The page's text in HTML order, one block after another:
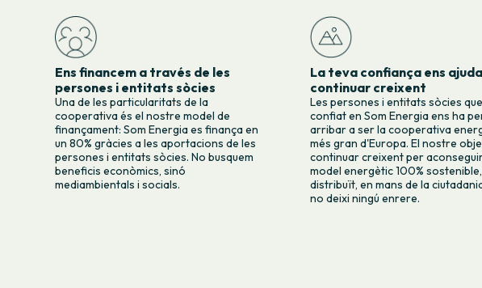
Ens financem a través de les
persones i entitats sòcies
Una de les particularitats de la
cooperativa és el nostre model de
finançament: Som Energia es finança en
un 80% gràcies a les aportacions de les
persones i entitats sòcies. No busquem
beneficis econòmics, sinó
mediambientals i socials.
La teva confiança ens
continuar creixent
Les persones i entitats sòcies
confiat en Som Energia ens ha
arribar a ser la cooperativa
més gran d'Europa. El nostre
continuar creixent per
model energètic 100% sostenible,
distribuït, en mans de la
no deixi ningú enrere.